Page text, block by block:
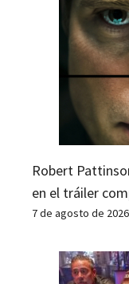
Robert
en el tráiler
7 de agosto de 2026